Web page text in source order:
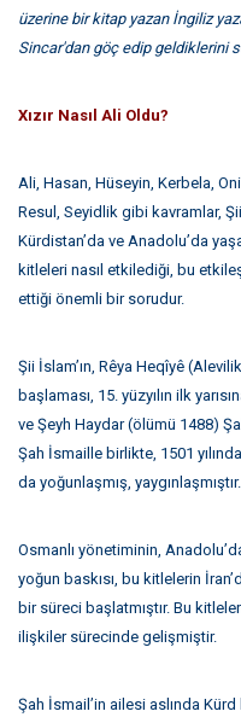
üzerine bir kitap yazan İngiliz
Sincar'dan göç edip geldiklerini
Xızır Nasıl Ali Oldu?
Ali, Hasan, Hüseyin, Kerbela,
Resul, Seyidlik gibi kavramlar, Şii
Kürdistan’da ve Anadolu’da
kitleleri nasıl etkilediği, bu
ettiği önemli bir sorudur.
Şii İslam’ın, Rêya Heqîyê
başlaması, 15. yüzyılın ilk
ve Şeyh Haydar (ölümü 1488)
Şah İsmaille birlikte, 1501
da yoğunlaşmış, yaygınlaşmıştır.
Osmanlı yönetiminin,
yoğun baskısı, bu kitlelerin
bir süreci başlatmıştır. Bu
ilişkiler sürecinde gelişmiştir.
Şah İsmail’in ailesi aslında